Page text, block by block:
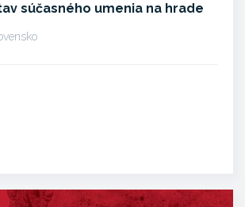
súčasného umenia na hrade